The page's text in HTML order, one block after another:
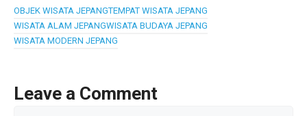
b
o
er
e
OBJEK WISATA JEPANGTEMPAT WISATA JEPANG
WISATA ALAM JEPANGWISATA BUDAYA JEPANG
WISATA MODERN JEPANG
Leave a Comment